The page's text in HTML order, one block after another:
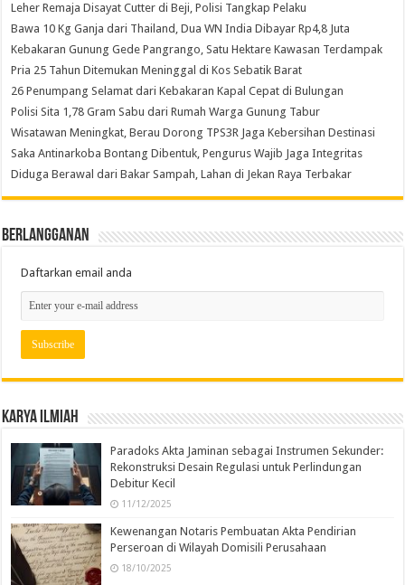
Leher Remaja Disayat Cutter di Beji, Polisi Tangkap Pelaku
Bawa 10 Kg Ganja dari Thailand, Dua WN India Dibayar Rp4,8 Juta
Kebakaran Gunung Gede Pangrango, Satu Hektare Kawasan Terdampak
Pria 25 Tahun Ditemukan Meninggal di Kos Sebatik Barat
26 Penumpang Selamat dari Kebakaran Kapal Cepat di Bulungan
Polisi Sita 1,78 Gram Sabu dari Rumah Warga Gunung Tabur
Wisatawan Meningkat, Berau Dorong TPS3R Jaga Kebersihan Destinasi
Saka Antinarkoba Bontang Dibentuk, Pengurus Wajib Jaga Integritas
Diduga Berawal dari Bakar Sampah, Lahan di Jekan Raya Terbakar
Berlangganan
Daftarkan email anda
Karya Ilmiah
Paradoks Akta Jaminan sebagai Instrumen Sekunder:
Rekonstruksi Desain Regulasi untuk Perlindungan
Debitur Kecil
11/12/2025
Kewenangan Notaris Pembuatan Akta Pendirian
Perseroan di Wilayah Domisili Perusahaan
18/10/2025